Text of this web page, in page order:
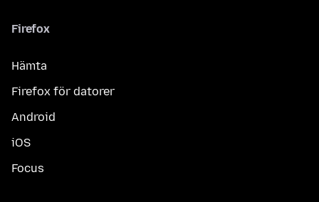
Firefox
Hämta
Firefox för datorer
Android
iOS
Focus